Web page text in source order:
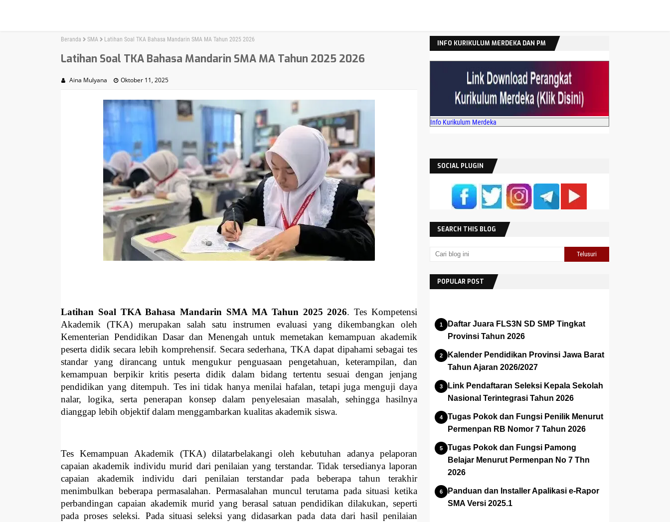
Beranda SMA Latihan Soal TKA Bahasa Mandarin SMA MA Tahun 2025 2026
Latihan Soal TKA Bahasa Mandarin SMA MA Tahun 2025 2026
Aina Mulyana Oktober 11, 2025
Latihan Soal TKA Bahasa Mandarin SMA MA Tahun 2025 2026. Tes Kompetensi
Akademik (TKA) merupakan salah satu instrumen evaluasi yang dikembangkan oleh
Kementerian Pendidikan Dasar dan Menengah untuk memetakan kemampuan akademik
peserta didik secara lebih komprehensif. Secara sederhana, TKA dapat dipahami sebagai tes
standar yang dirancang untuk mengukur penguasaan pengetahuan, keterampilan, dan
kemampuan berpikir kritis peserta didik dalam bidang tertentu sesuai dengan jenjang
pendidikan yang ditempuh. Tes ini tidak hanya menilai hafalan, tetapi juga menguji daya
nalar, logika, serta penerapan konsep dalam penyelesaian masalah, sehingga hasilnya
dianggap lebih objektif dalam menggambarkan kualitas akademik siswa.
Tes Kemampuan Akademik (TKA) dilatarbelakangi oleh kebutuhan adanya pelaporan
capaian akademik individu murid dari penilaian yang terstandar. Tidak tersedianya laporan
capaian akademik individu dari penilaian terstandar pada beberapa tahun terakhir
menimbulkan beberapa permasalahan. Permasalahan muncul terutama pada situasi ketika
perbandingan capaian akademik murid yang berasal satuan pendidikan dilakukan, seperti
pada proses seleksi. Pada situasi seleksi yang didasarkan pada data dari hasil penilaian
INFO KURIKULUM MERDEKA DAN PM
Info Kurikulum Merdeka
SOCIAL PLUGIN
SEARCH THIS BLOG
POPULAR POST
Daftar Juara FLS3N SD SMP Tingkat
Provinsi Tahun 2026
Kalender Pendidikan Provinsi Jawa Barat
Tahun Ajaran 2026/2027
Link Pendaftaran Seleksi Kepala Sekolah
Nasional Terintegrasi Tahun 2026
Tugas Pokok dan Fungsi Penilik Menurut
Permenpan RB Nomor 7 Tahun 2026
Tugas Pokok dan Fungsi Pamong
Belajar Menurut Permenpan No 7 Thn
2026
Panduan dan Installer Apalikasi e-Rapor
SMA Versi 2025.1